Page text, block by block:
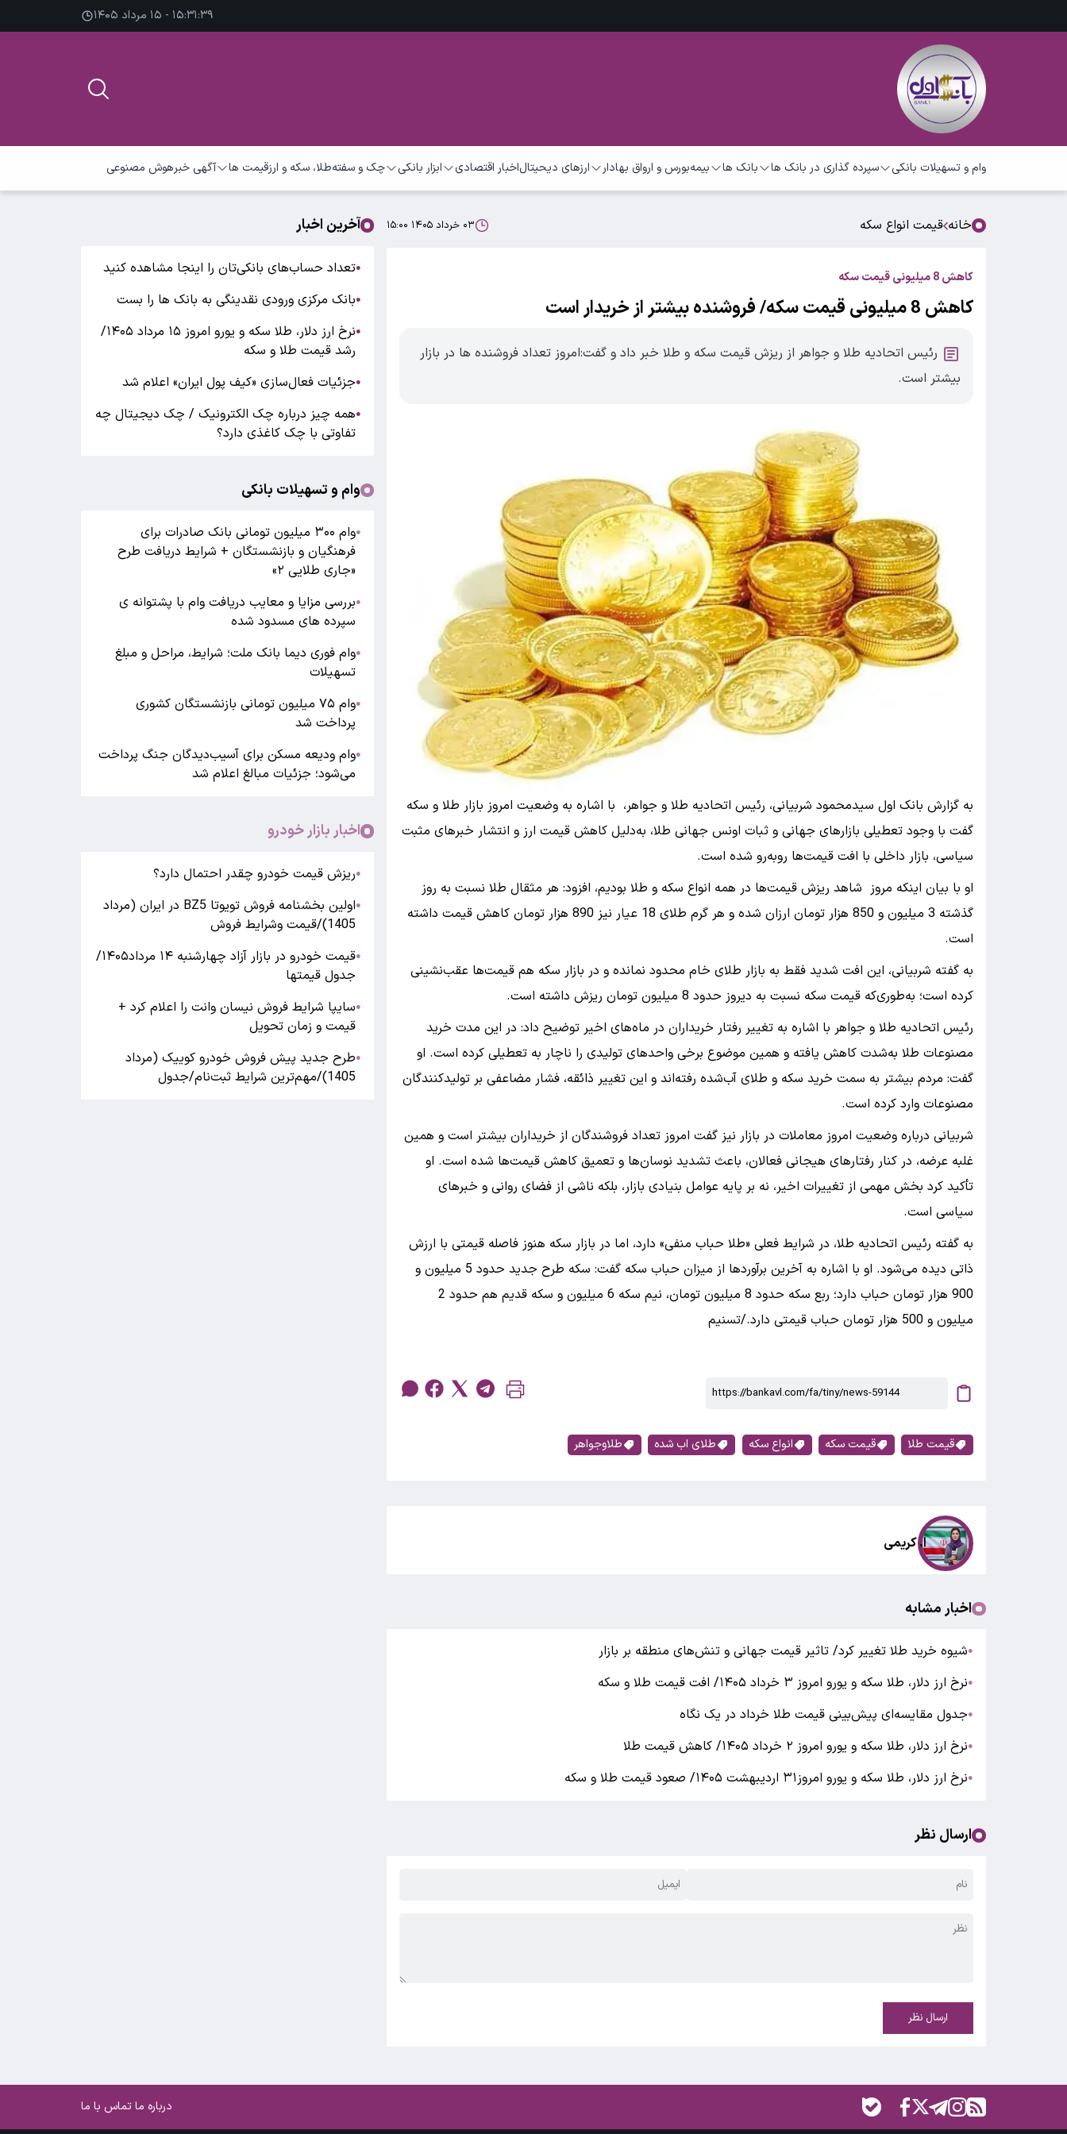
۱۵:۳۱:۴۰ - ۱۵ مرداد ۱۴۰۵
وام و تسهیلات بانکی سپرده گذاری در بانک ها بانک ها بیمهبورس و ارواق بهادار ارزهای دیحیتالاخبار اقتصادی ابزار بانکی چک و سفتهطلا، سکه و ارزقیمت ها آگهی خبرهوش مصنوعی
خانه قیمت انواع سکه ۰۳ خرداد ۱۴۰۵ ۱۵:۰۰
کاهش 8 میلیونی قیمت سکه
کاهش 8 میلیونی قیمت سکه/ فروشنده بیشتر از خریدار است
رئیس اتحادیه طلا و جواهر از ریزش قیمت سکه و طلا خبر داد و گفت:امروز تعداد فروشنده ها در بازار
بیشتر است.
به گزارش بانک اول سیدمحمود شربیانی، رئیس اتحادیه طلا و جواهر، با اشاره به وضعیت امروز بازار طلا و سکه
گفت با وجود تعطیلی بازارهای جهانی و ثبات اونس جهانی طلا، به‌دلیل کاهش قیمت ارز و انتشار خبرهای مثبت
سیاسی، بازار داخلی با افت قیمت‌ها روبه‌رو شده است.
او با بیان اینکه مروز شاهد ریزش قیمت‌ها در همه انواع سکه و طلا بودیم، افزود: هر مثقال طلا نسبت به روز
گذشته 3 میلیون و 850 هزار تومان ارزان شده و هر گرم طلای 18 عیار نیز 890 هزار تومان کاهش قیمت داشته
است.
به گفته شربیانی، این افت شدید فقط به بازار طلای خام محدود نمانده و در بازار سکه هم قیمت‌ها عقب‌نشینی
کرده است؛ به‌طوری‌که قیمت سکه نسبت به دیروز حدود 8 میلیون تومان ریزش داشته است.
رئیس اتحادیه طلا و جواهر با اشاره به تغییر رفتار خریداران در ماه‌های اخیر توضیح داد: در این مدت خرید
مصنوعات طلا به‌شدت کاهش یافته و همین موضوع برخی واحدهای تولیدی را ناچار به تعطیلی کرده است. او
گفت: مردم بیشتر به سمت خرید سکه و طلای آب‌شده رفته‌اند و این تغییر ذائقه، فشار مضاعفی بر تولیدکنندگان
مصنوعات وارد کرده است.
شربیانی درباره وضعیت امروز معاملات در بازار نیز گفت امروز تعداد فروشندگان از خریداران بیشتر است و همین
غلبه عرضه، در کنار رفتارهای هیجانی فعالان، باعث تشدید نوسان‌ها و تعمیق کاهش قیمت‌ها شده است. او
تأکید کرد بخش مهمی از تغییرات اخیر، نه بر پایه عوامل بنیادی بازار، بلکه ناشی از فضای روانی و خبرهای
سیاسی است.
به گفته رئیس اتحادیه طلا، در شرایط فعلی «طلا حباب منفی» دارد، اما در بازار سکه هنوز فاصله قیمتی با ارزش
ذاتی دیده می‌شود. او با اشاره به آخرین برآوردها از میزان حباب سکه گفت: سکه طرح جدید حدود 5 میلیون و
900 هزار تومان حباب دارد؛ ربع سکه حدود 8 میلیون تومان، نیم سکه 6 میلیون و سکه قدیم هم حدود 2
میلیون و 500 هزار تومان حباب قیمتی دارد./تسنیم
قیمت طلا قیمت سکه انواع سکه طلای اب شده طلاوجواهر
ا. کریمی
اخبار مشابه
●شیوه خرید طلا تغییر کرد/ تاثیر قیمت جهانی و تنش‌های منطقه بر بازار
●نرخ ارز دلار، طلا سکه و یورو امروز ۳ خرداد ۱۴۰۵/ افت قیمت طلا و سکه
●جدول مقایسه‌ای پیش‌بینی قیمت طلا خرداد در یک نگاه
●نرخ ارز دلار، طلا سکه و یورو امروز ۲ خرداد ۱۴۰۵/ کاهش قیمت طلا
●نرخ ارز دلار، طلا سکه و یورو امروز۳۱ اردیبهشت ۱۴۰۵/ صعود قیمت طلا و سکه
ارسال نظر
ارسال نظر
آخرین اخبار
●تعداد حساب‌های بانکی‌تان را اینجا مشاهده کنید
●بانک مرکزی ورودی نقدینگی به بانک ها را بست
●
نرخ ارز دلار، طلا سکه و یورو امروز ۱۵ مرداد ۱۴۰۵/
رشد قیمت طلا و سکه
●جزئیات فعال‌سازی «کیف پول ایران» اعلام شد
●همه چیز درباره چک الکترونیک / چک دیجیتال چه
تفاوتی با چک کاغذی دارد؟
وام و تسهیلات بانکی
●
وام ۳۰۰ میلیون تومانی بانک صادرات برای
فرهنگیان و بازنشستگان + شرایط دریافت طرح
«جاری طلایی ۲»
●بررسی مزایا و معایب دریافت وام با پشتوانه ی
سپرده های مسدود شده
●وام فوری دیما بانک ملت؛ شرایط، مراحل و مبلغ
تسهیلات
●
وام ۷۵ میلیون تومانی بازنشستگان کشوری
پرداخت شد
●وام ودیعه مسکن برای آسیب‌دیدگان جنگ پرداخت
می‌شود؛ جزئیات مبالغ اعلام شد
اخبار بازار خودرو
●ریزش قیمت خودرو چقدر احتمال دارد؟
●
اولین بخشنامه فروش تویوتا BZ5 در ایران (مرداد
1405)/قیمت وشرایط فروش
●
قیمت خودرو در بازار آزاد چهارشنبه ۱۴ مرداد۱۴۰۵/
جدول قیمتها
●سایپا شرایط فروش نیسان وانت را اعلام کرد +
قیمت و زمان تحویل
●طرح جدید پیش فروش خودرو کوییک (مرداد
1405)/مهم‌ترین شرایط ثبت‌نام/جدول
درباره ماتماس با ما